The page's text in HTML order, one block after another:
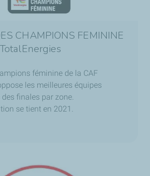
CHAMPIONS FEMININE
féminine de la CAF
les meilleures équipes
finales par zone.
se tient en 2021.